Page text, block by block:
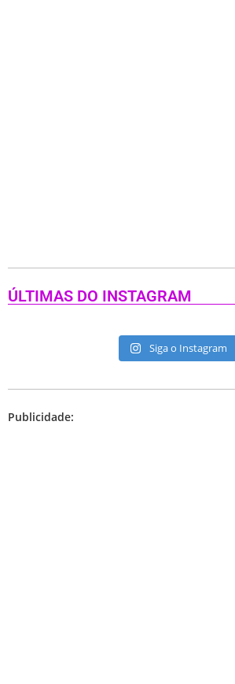
ÚLTIMAS DO INSTAGRAM
Siga o Instagram
Publicidade: